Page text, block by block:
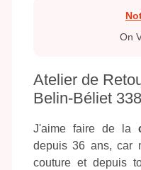
On
Atelier de
Belin-Béliet
J'aime faire de la
depuis 36 ans, car
couture et depuis